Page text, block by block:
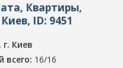
Квартиры,
ID: 9451
Киев
16/16